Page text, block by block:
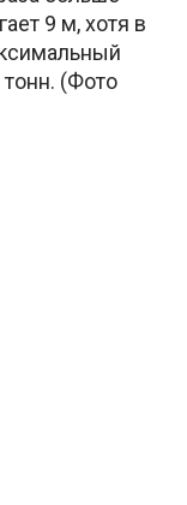
9 м, хотя в
(Фото